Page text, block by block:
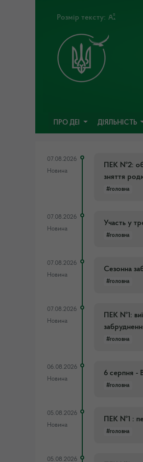
Розмір тексту:
ПРО ДЕІ ДІЯЛЬНІСТЬ
07.08.2026
Новина
ПЕК №2:
зняття
#головна
07.08.2026
Новина
Участь у
#головна
07.08.2026
Новина
Сезонна
#головна
07.08.2026
Новина
ПЕК №1:
#головна
06.08.2026
Новина
6 серпня -
#головна
05.08.2026
Новина
ПЕК №1 :
#головна
05.08.2026